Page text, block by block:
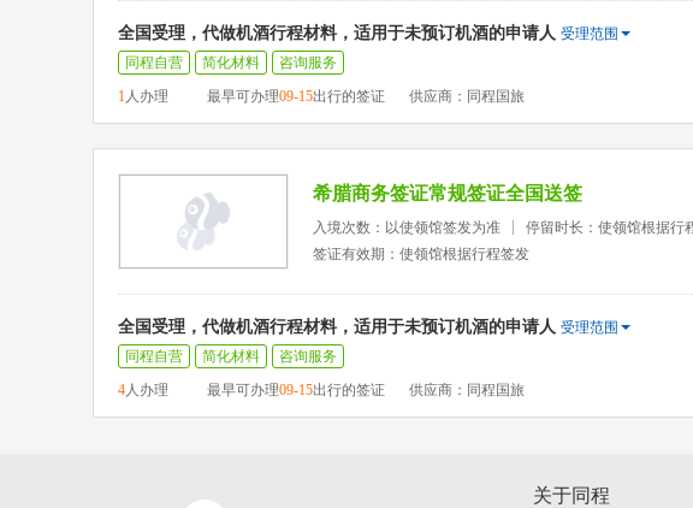
全国受理，代做机酒行程材料，适用于未预订机酒的申请人 受理范围
同程自营
简化材料
咨询服务
1人办理 最早可办理09-15出行的签证 供应商：同程国旅
希腊商务签证常规签证全国送签
入境次数：以使领馆签发为准
停留时长：使领馆根据行
签证有效期：使领馆根据行程签发
全国受理，代做机酒行程材料，适用于未预订机酒的申请人 受理范围
同程自营
简化材料
咨询服务
4人办理 最早可办理09-15出行的签证 供应商：同程国旅
关于同程